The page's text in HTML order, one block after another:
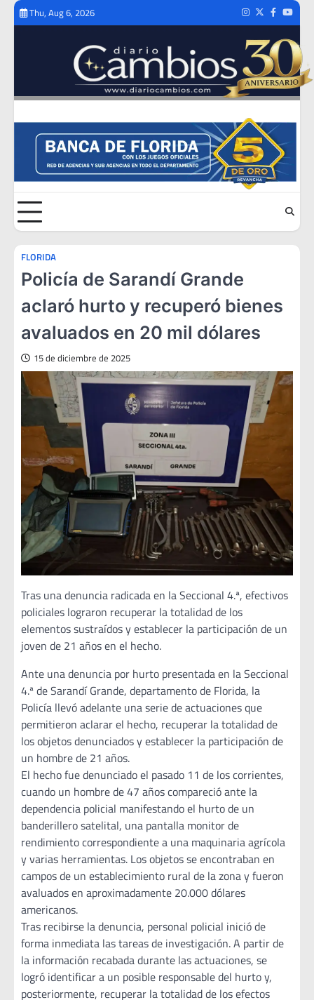
Skip
Thu, Aug 6, 2026 Instagram
TwitterFacebook
FLORIDA
Policía de Sarandí Grande
aclaró hurto y recuperó bienes
avaluados en 20 mil dólares
15 de diciembre de 2025
Tras una denuncia radicada en la Seccional 4.ª, efectivos
policiales lograron recuperar la totalidad de los
elementos sustraídos y establecer la participación de un
joven de 21 años en el hecho.
Ante una denuncia por hurto presentada en la Seccional
4.ª de Sarandí Grande, departamento de Florida, la
Policía llevó adelante una serie de actuaciones que
permitieron aclarar el hecho, recuperar la totalidad de
los objetos denunciados y establecer la participación de
un hombre de 21 años.
El hecho fue denunciado el pasado 11 de los corrientes,
cuando un hombre de 47 años compareció ante la
dependencia policial manifestando el hurto de un
banderillero satelital, una pantalla monitor de
rendimiento correspondiente a una maquinaria agrícola
y varias herramientas. Los objetos se encontraban en
campos de un establecimiento rural de la zona y fueron
avaluados en aproximadamente 20.000 dólares
americanos.
Tras recibirse la denuncia, personal policial inició de
forma inmediata las tareas de investigación. A partir de
la información recabada durante las actuaciones, se
logró identificar a un posible responsable del hurto y,
posteriormente, recuperar la totalidad de los efectos